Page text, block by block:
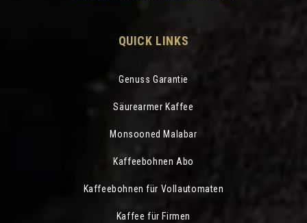
QUICK LINKS
Genuss Garantie
Säurearmer Kaffee
Monsooned Malabar
Kaffeebohnen Abo
Kaffeebohnen für Vollautomaten
Kaffee für Firmen